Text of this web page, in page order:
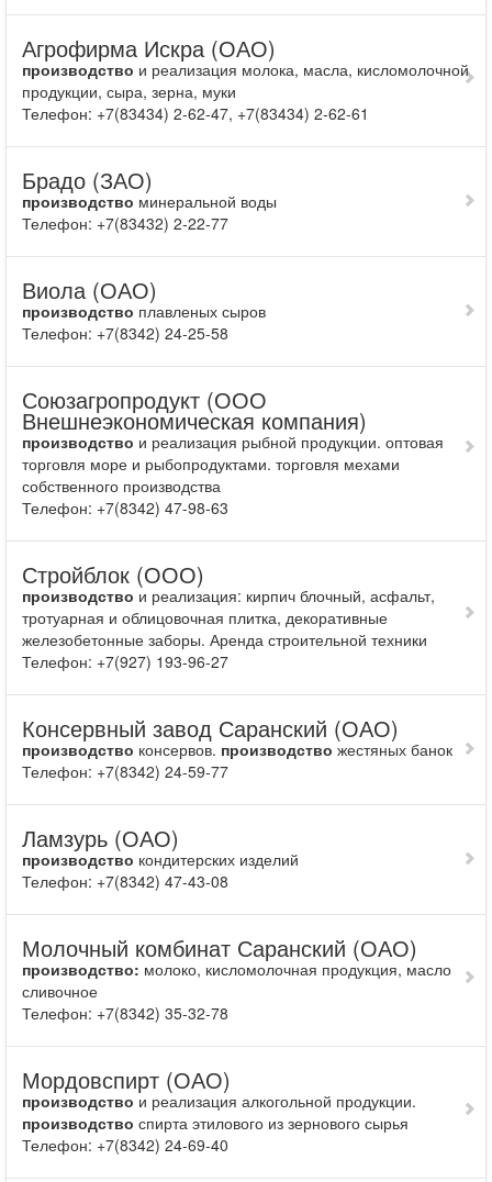
Агрофирма Искра (ОАО)
производство и реа­лизация молока, масла, кисломолочной
продукции, сыра, зерна, муки
Телефон: +7(83434) 2-62-47, +7(83434) 2-62-61
Брадо (ЗАО)
производство минеральной воды
Телефон: +7(83432) 2-22-77
Виола (ОАО)
производство плавленых сыров
Телефон: +7(8342) 24-25-58
Союзагропродукт (ООО
Внешнеэкономическая компания)
производство и реа­лизация рыбной продукции. опто­вая
торговля море и рыбопродуктами. торговля мехами
собственного производ­ства
Телефон: +7(8342) 47-98-63
Стройблок (ООО)
производство и реализация: кирпич блочный, асфальт,
тротуарная и облицовочная плитка, декоративные
железобетонные заборы. Аренда строительной техники
Телефон: +7(927) 193-96-27
Консервный завод Саранский (ОАО)
производство консер­вов. производство жестя­ных банок
Телефон: +7(8342) 24-59-77
Ламзурь (ОАО)
производство конди­терских изделий
Телефон: +7(8342) 47-43-08
Молочный комбинат Саранский (ОАО)
производство: моло­ко, кисломолоч­ная продукция, масло
сливочное
Телефон: +7(8342) 35-32-78
Мордовспирт (ОАО)
производство и реа­лизация алко­гольной продукции.
производство спирта эти­лового из зернового сырья
Телефон: +7(8342) 24-69-40